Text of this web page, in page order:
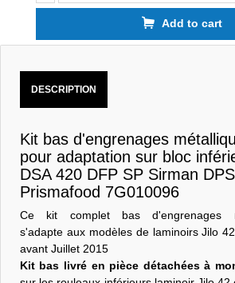
Add to cart
DESCRIPTION
Kit bas d'engrenages
pour adaptation sur bloc
DSA 420 DFP SP Sirman
Prismafood 7G010096
Ce kit complet bas d'engrenages
s'adapte aux modèles de laminoirs Jilo
avant Juillet 2015
Kit bas livré en pièce détachées à